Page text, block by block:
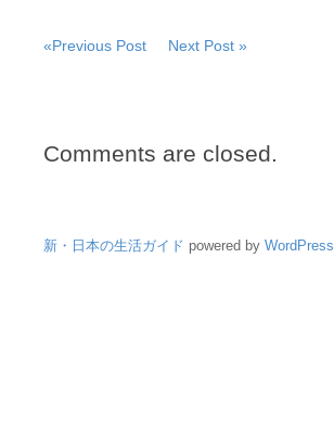
«Previous Post Next Post »
Comments are closed.
新・日本の生活ガイド powered by WordPress